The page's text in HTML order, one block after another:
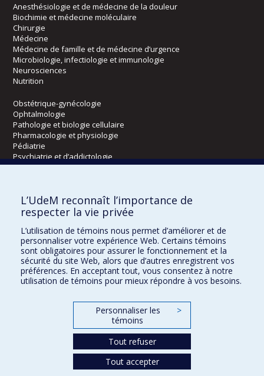
Anesthésiologie et de médecine de la douleur
Biochimie et médecine moléculaire
Chirurgie
Médecine
Médecine de famille et de médecine d’urgence
Microbiologie, infectiologie et immunologie
Neurosciences
Nutrition
Obstétrique-gynécologie
Ophtalmologie
Pathologie et biologie cellulaire
Pharmacologie et physiologie
Pédiatrie
Psychiatrie et d’addictologie
Radiologie, radio-oncologie et médecine nucléaire
Écoles
Orthophonie et audiologie
Réadaptation
Directions
L’UdeM reconnaît l’importance de
respecter la vie privée
L’utilisation de témoins nous permet d’améliorer et de
personnaliser votre expérience Web. Certains témoins
sont obligatoires pour assurer le fonctionnement et la
sécurité du site Web, alors que d’autres enregistrent vos
préférences. En acceptant tout, vous consentez à notre
utilisation de témoins pour mieux répondre à vos besoins.
Personnaliser les
témoins
>
Tout refuser
Tout accepter